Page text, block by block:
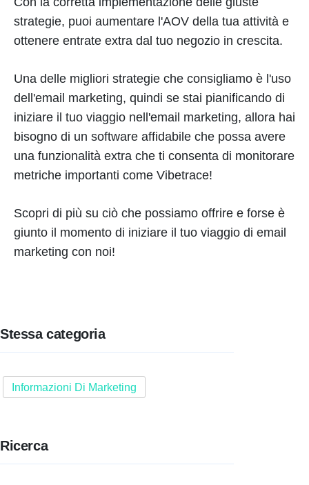
strategie, puoi aumentare l'AOV della tua attività e
ottenere entrate extra dal tuo negozio in crescita.
Una delle migliori strategie che consigliamo è l'uso
dell'email marketing, quindi se stai pianificando di
iniziare il tuo viaggio nell'email marketing, allora hai
bisogno di un software affidabile che possa avere
una funzionalità extra che ti consenta di monitorare
metriche importanti come Vibetrace!
Scopri di più su ciò che possiamo offrire e forse è
giunto il momento di iniziare il tuo viaggio di email
marketing con noi!
Stessa categoria
Informazioni Di Marketing
Ricerca